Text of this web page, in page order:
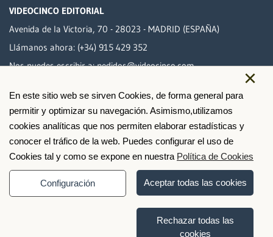
×
En este sitio web se sirven Cookies, de forma general para
permitir y optimizar su navegación. Asimismo,utilizamos
cookies analíticas que nos permiten elaborar estadísticas y
conocer el tráfico de la web. Puedes configurar el uso de
Cookies tal y como se expone en nuestra Política de Cookies
Configuración Aceptar todas las cookies
Rechazar todas las
cookies
VIDEOCINCO EDITORIAL
Avenida de la Victoria, 70 - 28023 - MADRID (ESPAÑA)
Llámanos ahora: (+34) 915 429 352
Nos puedes escribir a:pedidos@videocinco.com
PAGO SEGURO